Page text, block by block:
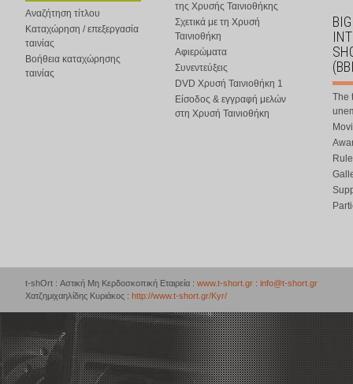
Αναζήτηση τίτλου
Καταχώρηση / επεξεργασία
ταινίας
Βοήθεια καταχώρησης
ταινίας
της Χρυσής Ταινιοθήκης
Σχετικά με τη Χρυσή
Ταινιοθήκη
Αφιερώματα
Συνεντεύξεις
DVD Χρυσή Ταινιοθήκη 1
Είσοδος & εγγραφή μελών
στη Χρυσή Ταινιοθήκη
The
t-shOrt : Αστική Μη Κερδοσκοπική Εταιρεία : www.t-short.gr : info@t-short.gr
Χατζημιχαηλίδης Κυριάκος : http://www.t-short.gr/Kyr/